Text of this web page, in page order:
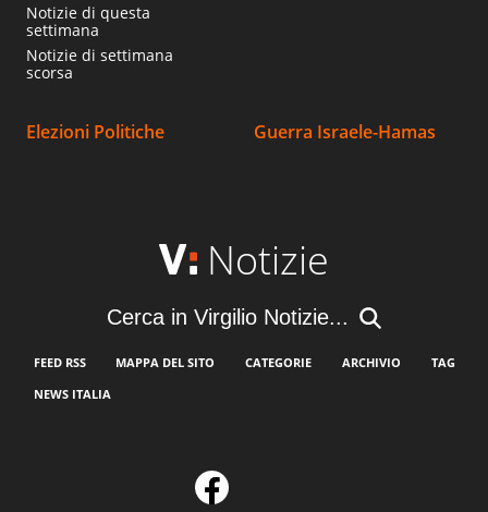
Notizie di questa
settimana
Notizie di settimana
scorsa
Elezioni Politiche Guerra Israele-Hamas
Notizie
Cerca in Virgilio Notizie...
FEED RSS MAPPA DEL SITO CATEGORIE ARCHIVIO
TAG
NEWS ITALIA